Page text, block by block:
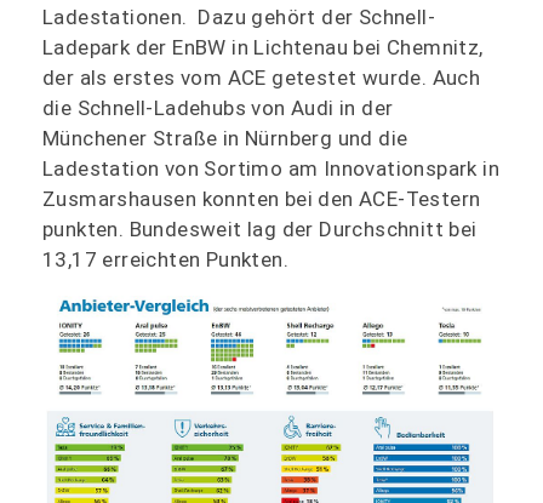
Ladestationen. Dazu gehört der Schnell-
Ladepark der EnBW in Lichtenau bei Chemnitz,
der als erstes vom ACE getestet wurde. Auch
die Schnell-Ladehubs von Audi in der
Münchener Straße in Nürnberg und die
Ladestation von Sortimo am Innovationspark in
Zusmarshausen konnten bei den ACE-Testern
punkten. Bundesweit lag der Durchschnitt bei
13,17 erreichten Punkten.